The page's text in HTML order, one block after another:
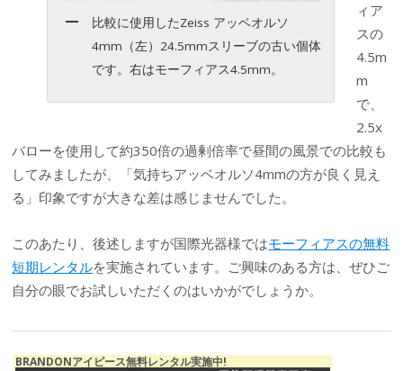
比較に使用したZeiss アッベオルソ
4mm（左）24.5mmスリーブの古い個体
です。右はモーフィアス4.5mm。
ィア
スの
4.5m
m
で、
2.5x
バローを使用して約350倍の過剰倍率で昼間の風景での比較も
してみましたが、「気持ちアッベオルソ4mmの方が良く見え
る」印象ですが大きな差は感じませんでした。
このあたり、後述しますが国際光器様ではモーフィアスの無料
短期レンタルを実施されています。ご興味のある方は、ぜひご
自分の眼でお試しいただくのはいかがでしょうか。
BRANDONアイピース無料レンタル実施中!